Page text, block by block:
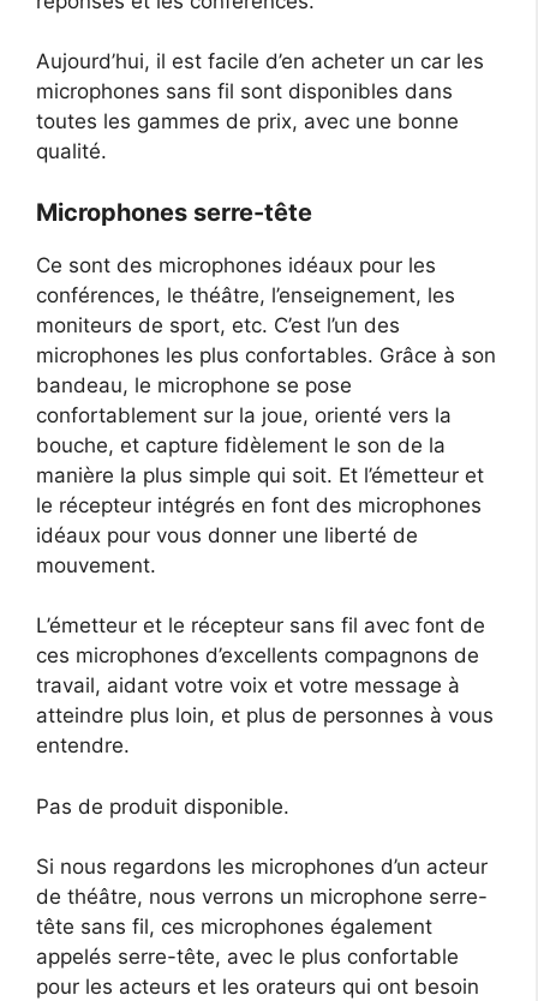
Aujourd’hui, il est facile d’en acheter un car les
microphones sans fil sont disponibles dans
toutes les gammes de prix, avec une bonne
qualité.
Microphones serre-tête
Ce sont des microphones idéaux pour les
conférences, le théâtre, l’enseignement, les
moniteurs de sport, etc. C’est l’un des
microphones les plus confortables. Grâce à son
bandeau, le microphone se pose
confortablement sur la joue, orienté vers la
bouche, et capture fidèlement le son de la
manière la plus simple qui soit. Et l’émetteur et
le récepteur intégrés en font des microphones
idéaux pour vous donner une liberté de
mouvement.
L’émetteur et le récepteur sans fil avec font de
ces microphones d’excellents compagnons de
travail, aidant votre voix et votre message à
atteindre plus loin, et plus de personnes à vous
entendre.
Pas de produit disponible.
Si nous regardons les microphones d’un acteur
de théâtre, nous verrons un microphone serre-
tête sans fil, ces microphones également
appelés serre-tête, avec le plus confortable
pour les acteurs et les orateurs qui ont besoin